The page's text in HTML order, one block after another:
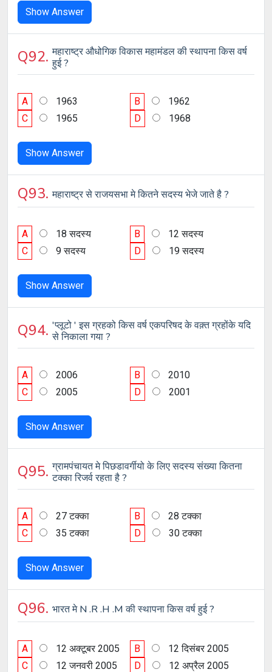
Show Answer
Q92.महाराष्ट्र औधोगिक विकास महामंडल की स्थापना किस वर्ष
हुई ?
A 1963 B
1962
C
1965 D 1968
Show Answer
Q93.महाराष्ट्र से राजयसभा मे कितने सदस्य भेजे जाते है ?
A 18 सदस्य B
12 सदस्य
C
9 सदस्य D 19 सदस्य
Show Answer
Q94.'प्लूटो ' इस ग्रहको किस वर्ष एकपरिषद के वक़्त ग्रहोंके यदि
से निकाला गया ?
A 2006 B
2010
C
2005 D 2001
Show Answer
Q95.ग्रामपंचायत मे पिछडावर्गीयो के लिए सदस्य संख्या कितना
टक्का रिजर्व रहता है ?
A 27 टक्का B
28 टक्का
C
35 टक्का D 30 टक्का
Show Answer
Q96. भारत मे N .R .H .M की स्थापना किस वर्ष हुई ?
A 12 अक्टूबर 2005 B
12 दिसंबर 2005
C
12 जनवरी 2005 D 12 अप्रैल 2005